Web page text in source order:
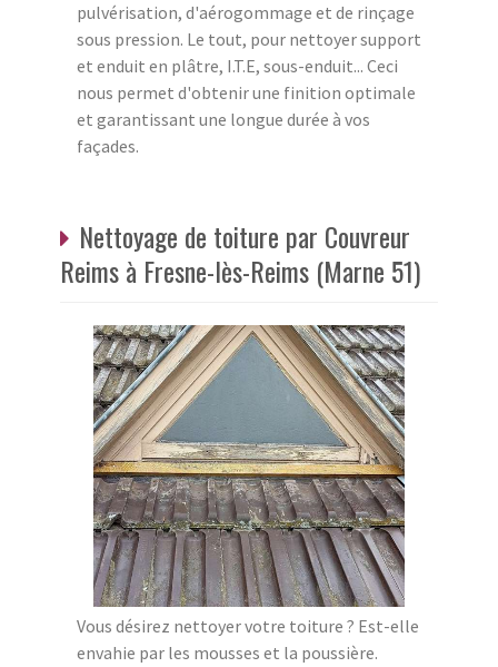
pulvérisation, d'aérogommage et de rinçage
sous pression. Le tout, pour nettoyer support
et enduit en plâtre, I.T.E, sous-enduit... Ceci
nous permet d'obtenir une finition optimale
et garantissant une longue durée à vos
façades.
Nettoyage de toiture par Couvreur
Reims à Fresne-lès-Reims (Marne 51)
Vous désirez nettoyer votre toiture ? Est-elle
envahie par les mousses et la poussière.